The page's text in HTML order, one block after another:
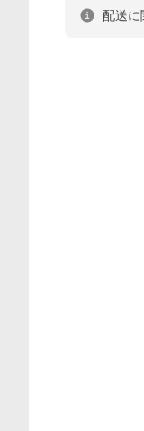
配送に